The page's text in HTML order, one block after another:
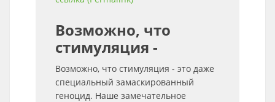
Возможно, что
стимуляция -
Возможно, что стимуляция - это даже
специальный замаскированный
геноцид. Наше замечательное